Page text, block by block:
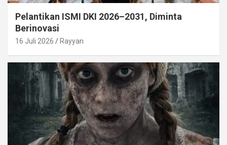
Pelantikan ISMI DKI 2026–2031, Diminta
Berinovasi
16 Juli 2026 Rayyan